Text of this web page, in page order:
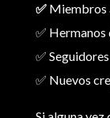
✅Miembros
✅ Hermanos
✅
✅ Nuevos